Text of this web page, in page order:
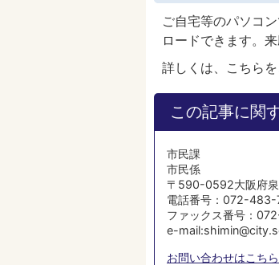
ご自宅等のパソコ
ロードできます。
詳しくは、こちらを
この記事に関
市民課
市民係
〒590-0592大阪府泉
電話番号：072-483-
ファックス番号：
e-
お問い合わせはこち